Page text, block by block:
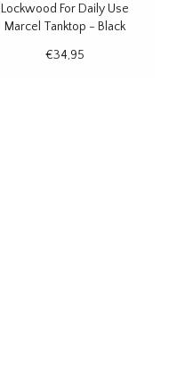
Lockwood For Daily Use
Marcel Tanktop - Black
€34,95